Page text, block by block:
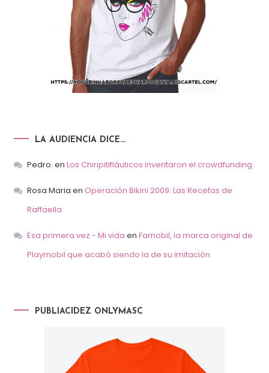
LA AUDIENCIA DICE…
Pedro. en Los Chiripitifláuticos inventaron el crowdfunding
Rosa Maria en Operación Bikini 2009: Las Recetas de
Raffaella
Esa primera vez - Mi vida en Famobil, la marca original de
Playmobil que acabó siendo la de su imitación
PUBLIACIDEZ ONLYMASC